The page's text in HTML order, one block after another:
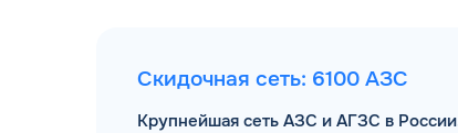
Скидочная сеть: 6100 АЗС
Крупнейшая сеть АЗС и АГЗС в